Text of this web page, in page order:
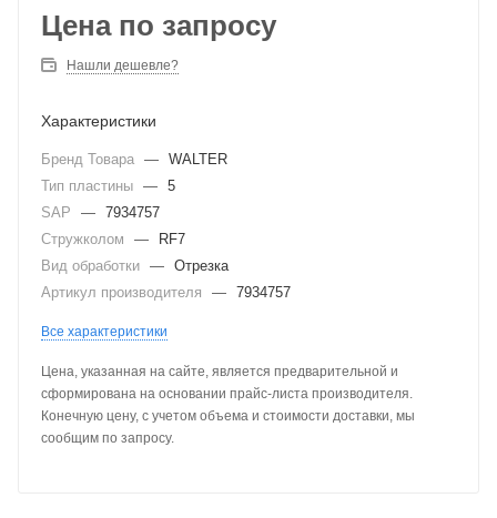
Цена по запросу
Нашли дешевле?
Характеристики
Бренд Товара — WALTER
Тип пластины — 5
SAP
— 7934757
Стружколом
—
RF7
Вид обработки — Отрезка
Артикул производителя
— 7934757
Все характеристики
Цена, указанная на сайте, является предварительной и
сформирована на основании прайс-листа производителя.
Конечную цену, с учетом объема и стоимости доставки, мы
сообщим по запросу.